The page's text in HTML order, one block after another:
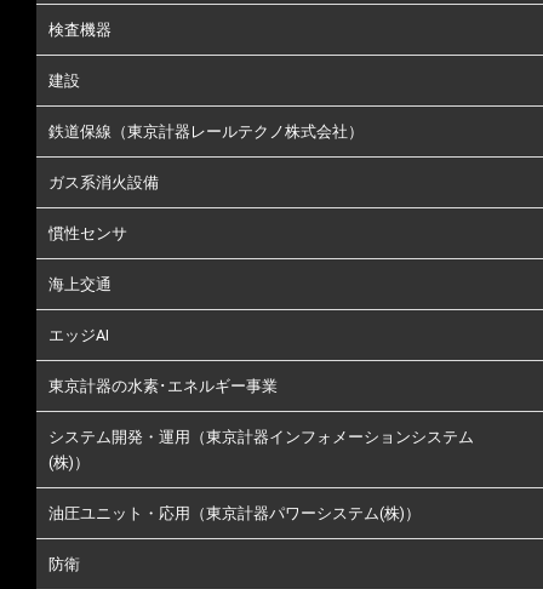
検査機器
建設
鉄道保線（東京計器レールテクノ株式会社）
ガス系消火設備
慣性センサ
海上交通
エッジAI
東京計器の水素･エネルギー事業
システム開発・運用（東京計器インフォメーションシステム
(株)）
油圧ユニット・応用（東京計器パワーシステム(株)）
防衛